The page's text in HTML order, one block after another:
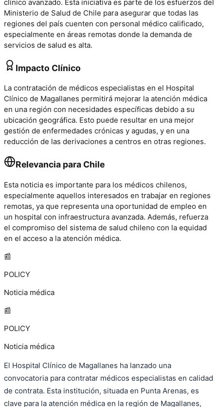
clínico avanzado. Esta iniciativa es parte de los esfuerzos del
Ministerio de Salud de Chile para asegurar que todas las
regiones del país cuenten con personal médico calificado,
especialmente en áreas remotas donde la demanda de
servicios de salud es alta.
Impacto Clínico
La contratación de médicos especialistas en el Hospital
Clínico de Magallanes permitirá mejorar la atención médica
en una región con necesidades específicas debido a su
ubicación geográfica. Esto puede resultar en una mejor
gestión de enfermedades crónicas y agudas, y en una
reducción de las derivaciones a centros en otras regiones.
Relevancia para Chile
Esta noticia es importante para los médicos chilenos,
especialmente aquellos interesados en trabajar en regiones
remotas, ya que representa una oportunidad de empleo en
un hospital con infraestructura avanzada. Además, refuerza
el compromiso del sistema de salud chileno con la equidad
en el acceso a la atención médica.
📰
POLICY
Noticia médica
📰
POLICY
Noticia médica
El Hospital Clínico de Magallanes ha lanzado una
convocatoria para contratar médicos especialistas en calidad
de contrata. Esta institución, situada en Punta Arenas, es
clave para la atención médica en la región de Magallanes,